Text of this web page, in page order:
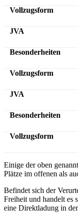
Einige der oben
Plätze im offenen als
Befindet sich der
Freiheit und handelt es
eine Direktladung in